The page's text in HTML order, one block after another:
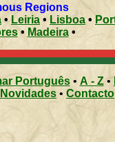
Regions
•Leiria • Lisboa •
• Madeira •
Português• A - Z•
Novidades • Contacto